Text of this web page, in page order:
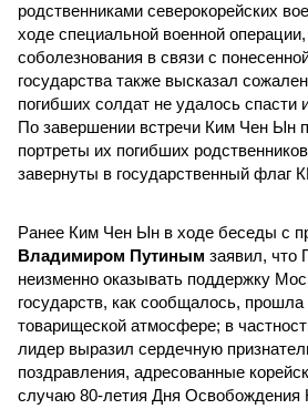
родственниками северокорейских
ходе специальной военной
соболезнования в связи с
государства также высказал
погибших солдат не удалось спасти
По завершении встречи Ким Чен Ын
портреты их погибших
завернуты в государственный флаг
Ранее Ким Чен Ын в ходе беседы с
Владимиром Путиным заявил, что
неизменно оказывать поддержку
государств, как сообщалось, прошла
товарищеской атмосфере; в
лидер выразил сердечную
поздравления, адресованные
случаю 80-летия Дня Освобождения